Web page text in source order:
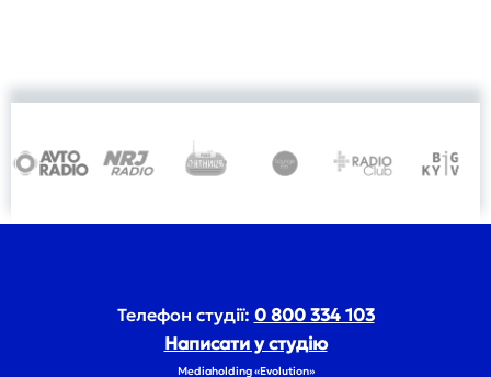
Телефон студії: 0 800 334 103
Написати у студію
Mediaholding «Evolution»